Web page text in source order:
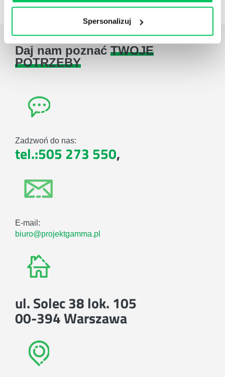
Spersonalizuj
Daj nam poznać TWOJE
POTRZEBY
Zadzwoń do nas:
tel.:505 273 550,
E-mail:
biuro@projektgamma.pl
ul. Solec 38 lok. 105
00-394 Warszawa